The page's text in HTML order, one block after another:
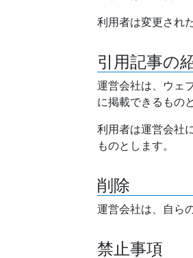
利用者は変更され
引用記事の
運営会社は、ウェ
に掲載できるもの
利用者は運営会社
ものとします。
削除
運営会社は、自ら
禁止事項